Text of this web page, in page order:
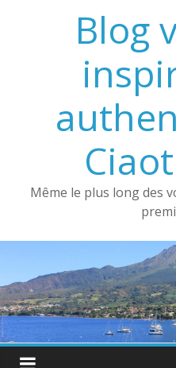
Blog
Même le plus long des